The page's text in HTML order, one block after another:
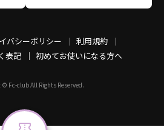
バシーポリシー
利用規約
表記
初めてお使いになる方へ
Fc-club All Rights Reserved.